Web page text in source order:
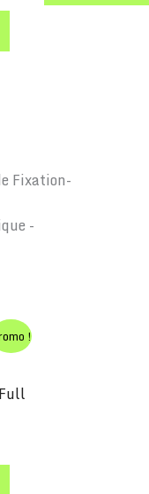
Fixation-
-
!
€.